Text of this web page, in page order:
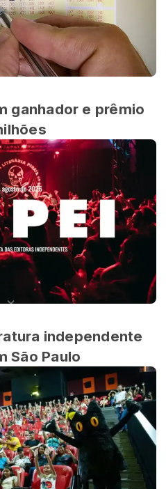
ganhador e prêmio
independente
São Paulo